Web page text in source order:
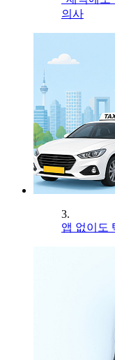
의사
3.
앱 없이도